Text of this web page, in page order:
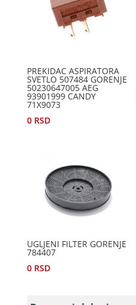
PREKIDAC ASPIRATORA
SVETLO 507484 GORENJE
50230647005 AEG
93901999 CANDY
71X9073
0 RSD
UGLJENI FILTER GORENJE
784407
0 RSD